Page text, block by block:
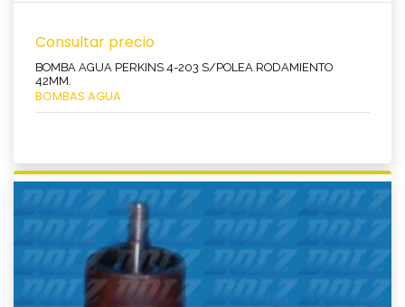
Consultar precio
BOMBA AGUA PERKINS 4-203 S/POLEA RODAMIENTO
42MM.
BOMBAS AGUA
Ver producto